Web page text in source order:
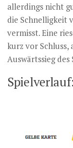
allerdings nicht
die Schnelligkeit
vermisst. Eine
kurz vor Schluss,
Auswärtssieg des
Spielverlauf: